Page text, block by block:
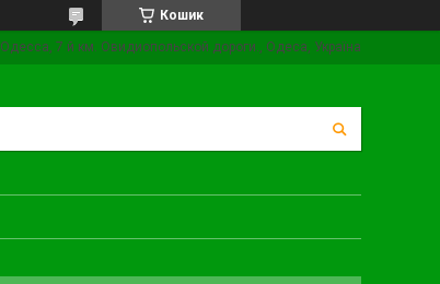
Кошик
Одесса, 7 й км. Овидиопольской дороги., Одеса, Україна